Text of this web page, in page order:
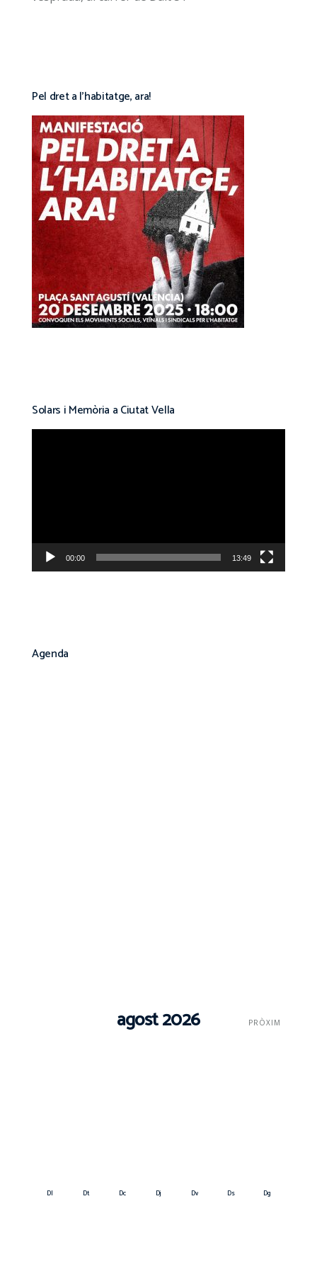
Pel dret a l’habitatge, ara!
Solars i Memòria a Ciutat Vella
00:00 13:49
Agenda
agost 2026 PRÒXIM
Dl Dt Dc Dj Dv Ds Dg